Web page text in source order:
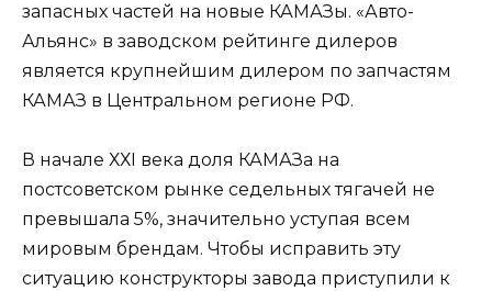
запасных частей на новые КАМАЗы. «Авто-
Альянс» в заводском рейтинге дилеров
является крупнейшим дилером по запчастям
КАМАЗ в Центральном регионе РФ.
В начале ХХІ века доля КАМАЗа на
постсоветском рынке седельных тягачей не
превышала 5%, значительно уступая всем
мировым брендам. Чтобы исправить эту
ситуацию конструкторы завода приступили к